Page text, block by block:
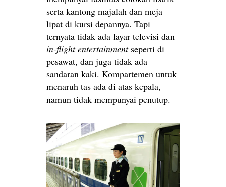
serta kantong majalah dan meja
lipat di kursi depannya. Tapi
ternyata tidak ada layar televisi dan
in-flight entertainmentseperti di
pesawat, dan juga tidak ada
sandaran kaki. Kompartemen untuk
menaruh tas ada di atas kepala,
namun tidak mempunyai penutup.